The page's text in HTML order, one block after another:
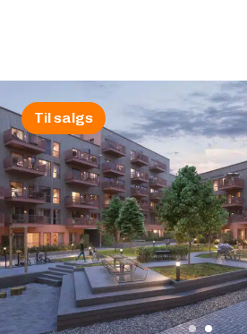
Til salgs